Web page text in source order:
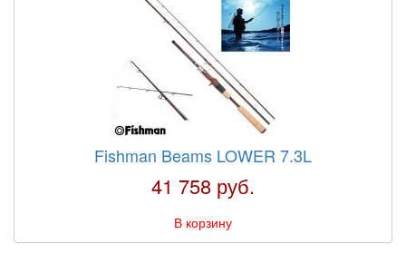
Fishman Beams LOWER 7.3L
41 758 руб.
В корзину